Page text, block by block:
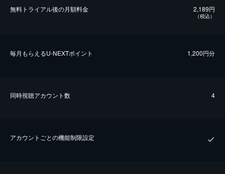
無料トライアル後の⽉額料金 2,189円
（税込）
毎⽉もらえるU-NEXTポイント 1,200円分
同時視聴アカウント数 4
アカウントごとの機能制限設定